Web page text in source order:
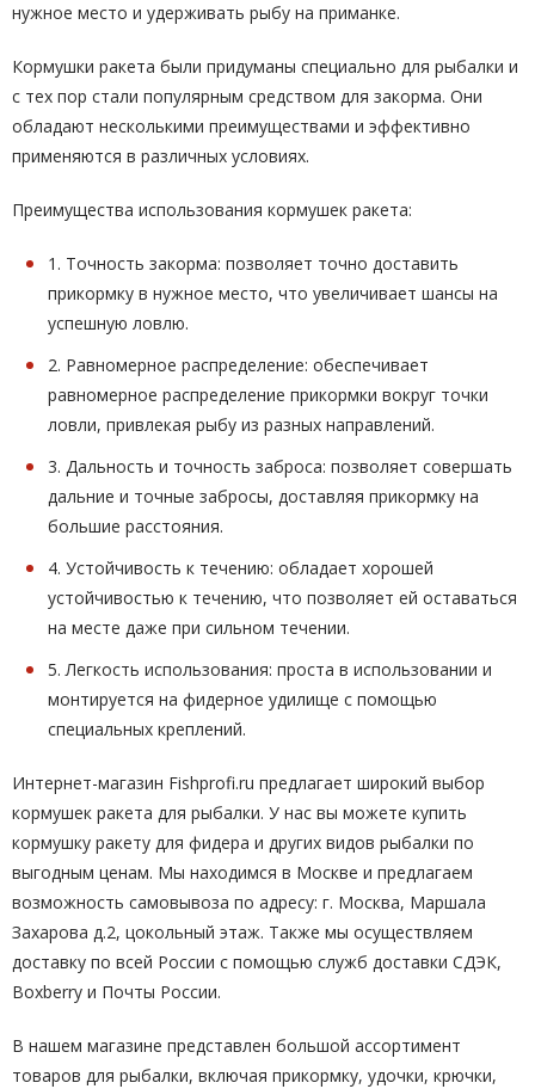
нужное место и удерживать рыбу на приманке.
Кормушки ракета были придуманы специально для рыбалки и
с тех пор стали популярным средством для закорма. Они
обладают несколькими преимуществами и эффективно
применяются в различных условиях.
Преимущества использования кормушек ракета:
1. Точность закорма: позволяет точно доставить
прикормку в нужное место, что увеличивает шансы на
успешную ловлю.
2. Равномерное распределение: обеспечивает
равномерное распределение прикормки вокруг точки
ловли, привлекая рыбу из разных направлений.
3. Дальность и точность заброса: позволяет совершать
дальние и точные забросы, доставляя прикормку на
большие расстояния.
4. Устойчивость к течению: обладает хорошей
устойчивостью к течению, что позволяет ей оставаться
на месте даже при сильном течении.
5. Легкость использования: проста в использовании и
монтируется на фидерное удилище с помощью
специальных креплений.
Интернет-магазин Fishprofi.ru предлагает широкий выбор
кормушек ракета для рыбалки. У нас вы можете купить
кормушку ракету для фидера и других видов рыбалки по
выгодным ценам. Мы находимся в Москве и предлагаем
возможность самовывоза по адресу: г. Москва, Маршала
Захарова д.2, цокольный этаж. Также мы осуществляем
доставку по всей России с помощью служб доставки СДЭК,
Boxberry и Почты России.
В нашем магазине представлен большой ассортимент
товаров для рыбалки, включая прикормку, удочки, крючки,